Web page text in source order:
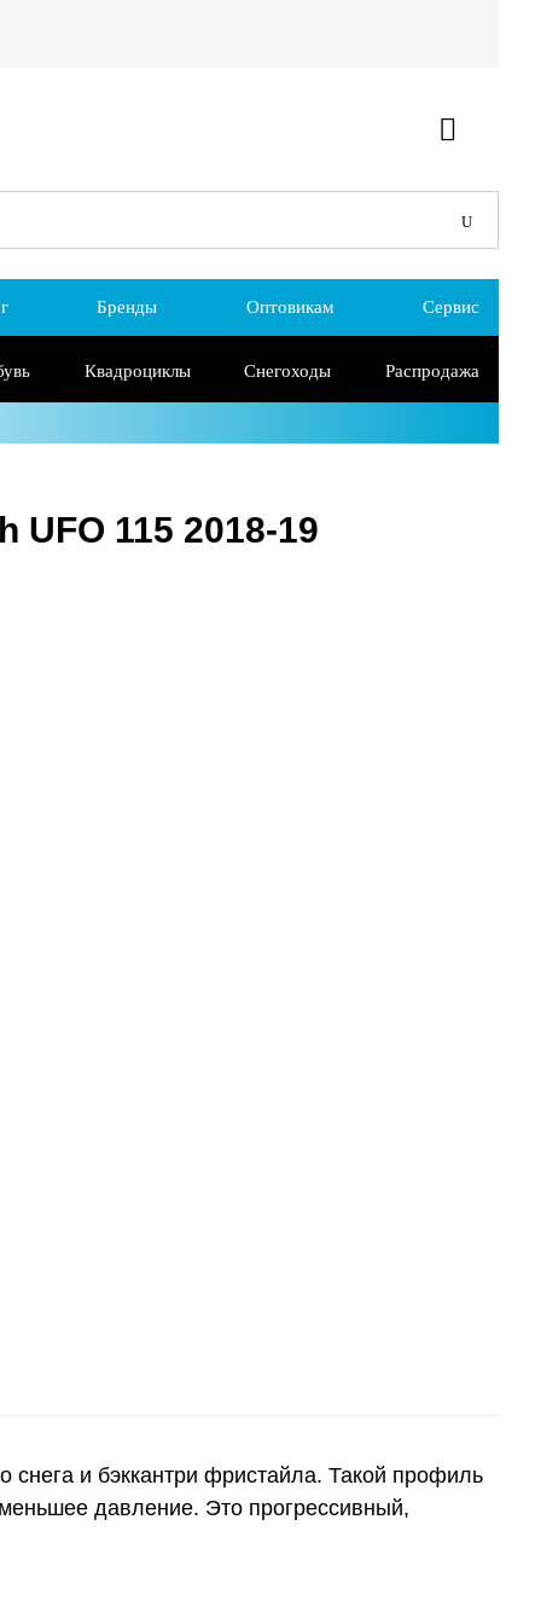
Бренды Оптовикам Сервис
Квадроциклы Снегоходы Распродажа
115 2018-19
и бэккантри фристайла. Такой профиль
давление. Это прогрессивный,